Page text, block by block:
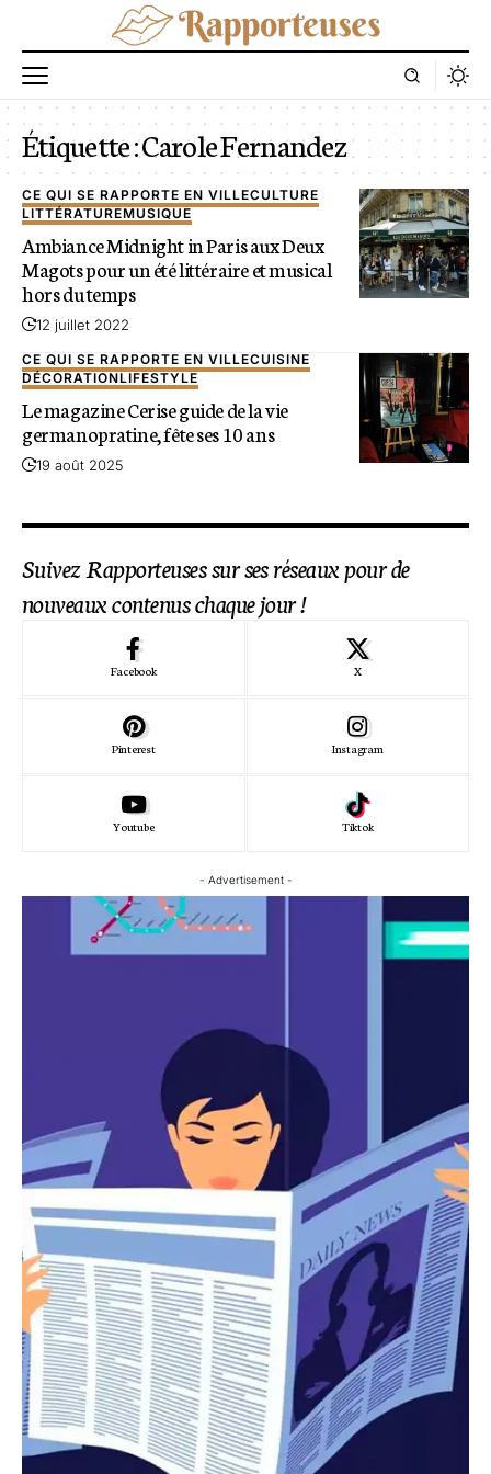
Étiquette :Carole Fernandez
CE QUI SE RAPPORTE EN VILLECULTURE
LITTÉRATUREMUSIQUE
Ambiance Midnight in Paris aux Deux
Magots pour un été littéraire et musical
hors du temps
12 juillet 2022
CE QUI SE RAPPORTE EN VILLECUISINE
DÉCORATIONLIFESTYLE
Le magazine Cerise guide de la vie
germanopratine, fête ses 10 ans
19 août 2025
Suivez Rapporteuses sur ses réseaux pour de
nouveaux contenus chaque jour !
Facebook X
Pinterest Instagram
Youtube Tiktok
- Advertisement -